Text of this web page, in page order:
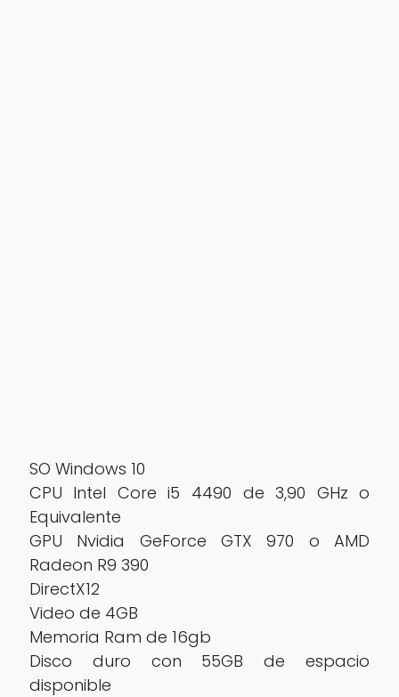
SO Windows 10
CPU Intel Core i5 4490 de 3,90 GHz o
Equivalente
GPU Nvidia GeForce GTX 970 o AMD
Radeon R9 390
DirectX12
Video de 4GB
Memoria Ram de 16gb
Disco duro con 55GB de espacio
disponible